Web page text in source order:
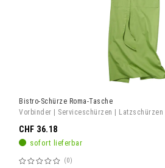
Bistro-Schürze Roma-Tasche
Vorbinder | Serviceschürzen | Latzschürzen
sofort lieferbar
Bewertung:
0
CHF 36.18